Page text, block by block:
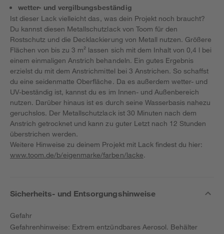
wetter- und vergilbungsbeständig
Ist dieser Lack vielleicht das, was dein Projekt noch braucht?
Du kannst diesen Metallschutzlack von Toom für den
Rostschutz und die Decklackierung von Metall nutzen. Größere
Flächen von bis zu 3 m² lassen sich mit dem Inhalt von 0,4 l bei
einem einmaligen Anstrich behandeln. Ein gutes Ergebnis
erzielst du mit dem Anstrichmittel bei 3 Anstrichen. So schaffst
du eine seidenmatte Oberfläche. Da es außerdem wetter- und
UV-beständig ist, kannst du es im Innen- und Außenbereich
nutzen. Darüber hinaus ist es durch seine Wasserbasis nahezu
geruchslos. Der Metallschutzlack ist 30 Minuten nach dem
Anstrich getrocknet und kann zu guter Letzt nach 12 Stunden
überstrichen werden.
Weitere Hinweise zu deinem Projekt mit Lack findest du hier:
www.toom.de/b/eigenmarke/farben/lacke.
Sicherheits- und Entsorgungshinweise
Gefahr
Gefahrenhinweise: Extrem entzündbares Aerosol. Behälter